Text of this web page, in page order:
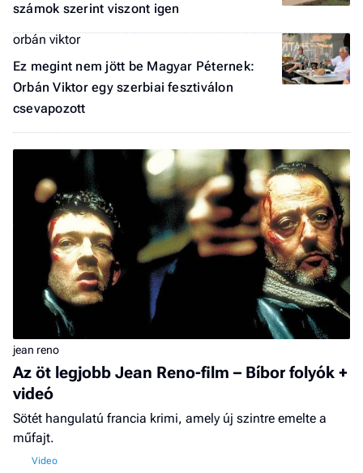
számok szerint viszont igen
orbán viktor
Ez megint nem jött be Magyar Péternek:
Orbán Viktor egy szerbiai fesztiválon
csevapozott
jean reno
Az öt legjobb Jean Reno-film – Bíbor folyók +
videó
Sötét hangulatú francia krimi, amely új szintre emelte a
műfajt.